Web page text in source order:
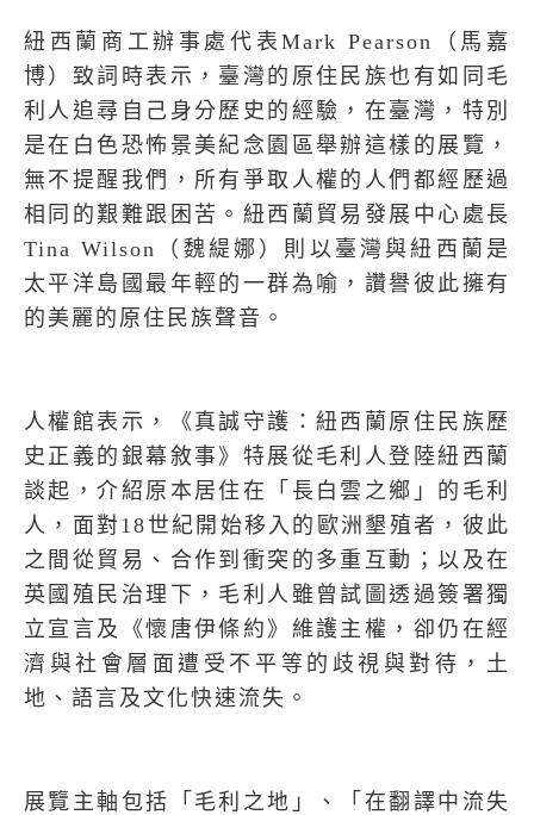
紐西蘭商工辦事處代表Mark Pearson
（馬嘉
博）致詞時表示，臺灣的原住民族也有如同毛
利人追尋自己身分歷史的經驗，在臺灣，特別
是在白色恐怖景美紀念園區舉辦這樣的展覽，
無不提醒我們，所有爭取人權的人們都經歷過
相同的艱難跟困苦。紐西蘭貿易發展中心處長
Tina Wilson
（魏緹娜）則以臺灣與紐西蘭是
太平洋島國最年輕的一群為喻，讚譽彼此擁有
的美麗的原住民族聲音。
人權館表示，《真誠守護：紐西蘭原住民族歷
史正義的銀幕敘事》特展從毛利人登陸紐西蘭
談起，介紹原本居住在「長白雲之鄉」的毛利
人，面對18 世紀開始移入的歐洲墾殖者，彼此
之間從貿易、合作到衝突的多重互動；以及在
英國殖民治理下，毛利人雖曾試圖透過簽署獨
立宣言及《懷唐伊條約》維護主權，卻仍在經
濟與社會層面遭受不平等的歧視與對待，土
地、語言及文化快速流失。
展覽主軸包括「毛利之地」、「在翻譯中流失